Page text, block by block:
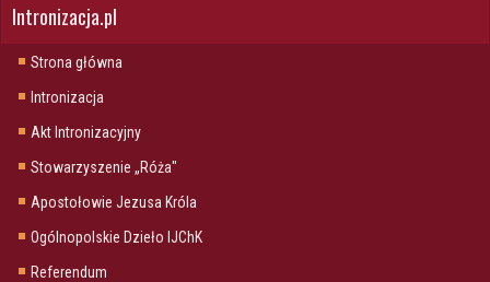
Intronizacja.pl
Strona główna
Intronizacja
Akt Intronizacyjny
Stowarzyszenie „Róża"
Apostołowie Jezusa Króla
Ogólnopolskie Dzieło IJChK
Referendum